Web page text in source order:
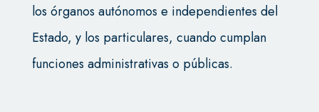
los órganos autónomos e independientes del
Estado, y los particulares, cuando cumplan
funciones administrativas o públicas.